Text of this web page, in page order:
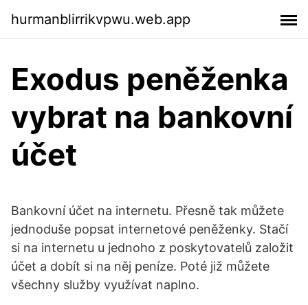
hurmanblirrikvpwu.web.app
Exodus peněženka
vybrat na bankovní
účet
Bankovní účet na internetu. Přesně tak můžete
jednoduše popsat internetové peněženky. Stačí
si na internetu u jednoho z poskytovatelů založit
účet a dobít si na něj peníze. Poté již můžete
všechny služby využívat naplno.